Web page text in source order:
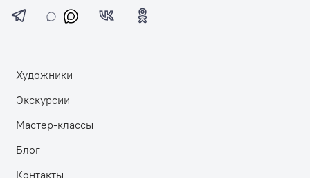
Художники
Экскурсии
Мастер-классы
Блог
Контакты